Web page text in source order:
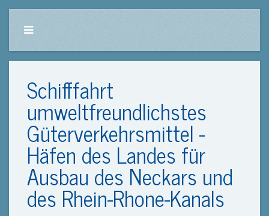
Schifffahrt
umweltfreundlichstes
Güterverkehrsmittel -
Häfen des Landes für
Ausbau des Neckars und
des Rhein-Rhone-Kanals